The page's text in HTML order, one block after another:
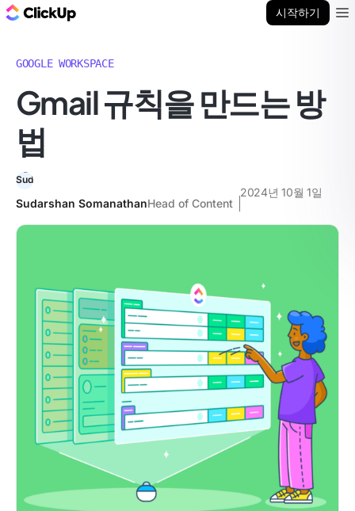
시작하기
GOOGLE WORKSPACE
Gmail 규칙을 만드는 방
법
Sudarshan SomanathanHead of Content
2024년 10월 1일